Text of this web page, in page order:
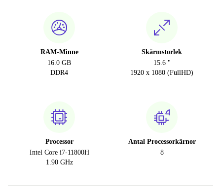
RAM-Minne
16.0 GB
DDR4
Skärmstorlek
15.6 "
1920 x 1080 (FullHD)
Processor
Intel Core i7-11800H
1.90 GHz
Antal Processorkärnor
8